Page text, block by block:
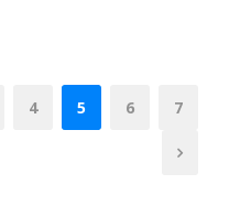
4 5 6 7